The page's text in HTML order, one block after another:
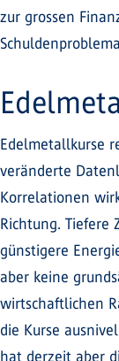
zur grossen
Edelmetallkurse
veränderte
Korrelationen
Richtung. Tiefere
günstigere
aber keine
wirtschaftlichen
die Kurse
hat derzeit aber